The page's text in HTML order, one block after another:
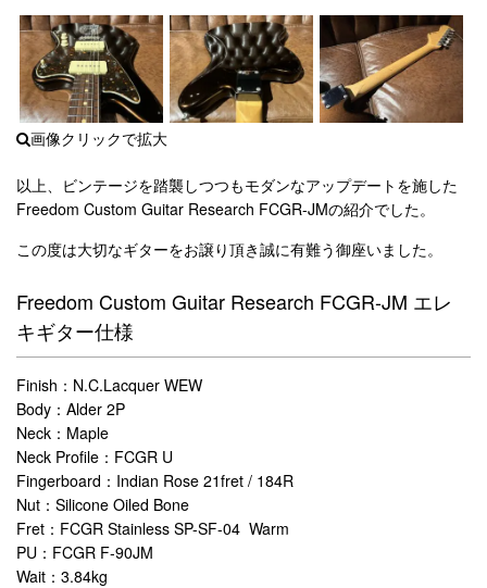
以上、ビンテージを踏襲しつつもモダンなアップデートを施した
Freedom Custom Guitar Research FCGR-JMの紹介でした。
この度は大切なギターをお譲り頂き誠に有難う御座いました。
Freedom Custom Guitar Research FCGR-JM エレ
キギター仕様
Finish：N.C.Lacquer WEW
Body：Alder 2P
Neck：Maple
Neck Profile：FCGR U
Fingerboard：Indian Rose 21fret / 184R
Nut：Silicone Oiled Bone
Fret：FCGR Stainless SP-SF-04 Warm
PU：FCGR F-90JM
Wait：3.84kg